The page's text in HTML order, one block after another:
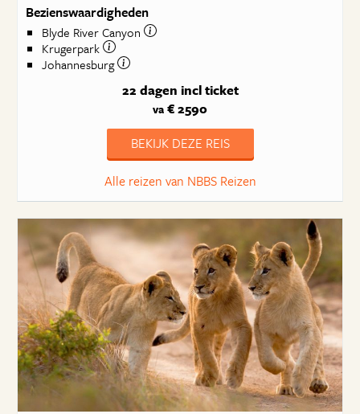
Bezienswaardigheden
Blyde River Canyon
Krugerpark
Johannesburg
22 dagen incl ticket
va € 2590
BEKIJK DEZE REIS
Alle reizen van NBBS Reizen